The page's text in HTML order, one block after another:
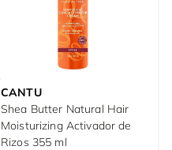
CANTU
Shea Butter Natural Hair
Moisturizing Activador de
Rizos 355 ml